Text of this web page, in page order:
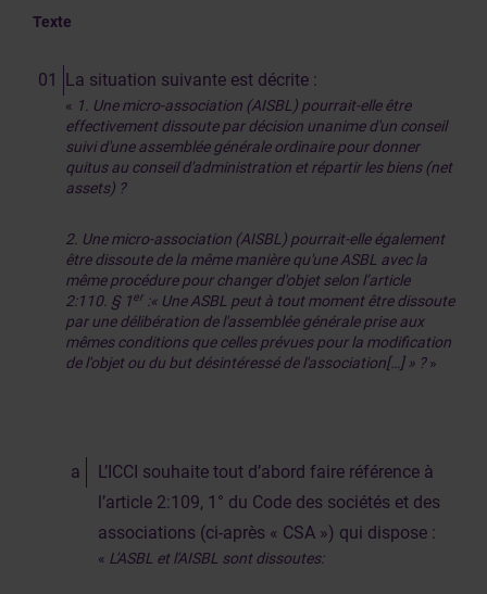
Texte
La situation suivante est décrite :
« 1. Une micro-association (AISBL) pourrait-elle être
effectivement dissoute par décision unanime d'un conseil
suivi d'une assemblée générale ordinaire pour donner
quitus au conseil d'administration et répartir les biens (net
assets) ?
2. Une micro-association (AISBL) pourrait-elle également
être dissoute de la même manière qu'une ASBL avec la
même procédure pour changer d'objet selon l’article
2:110. § 1er:« Une ASBL peut à tout moment être dissoute
par une délibération de l'assemblée générale prise aux
mêmes conditions que celles prévues pour la modification
de l'objet ou du but désintéressé de l'association[…] » ?»
L’ICCI souhaite tout d’abord faire référence à
l’article 2:109, 1° du Code des sociétés et des
associations (ci-après « CSA ») qui dispose :
« L'ASBL et l'AISBL sont dissoutes: